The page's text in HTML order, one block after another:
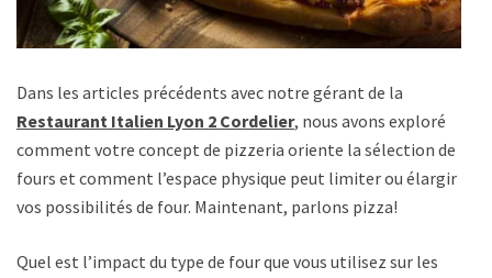
Dans les articles précédents avec notre gérant de la
Restaurant Italien Lyon 2 Cordelier, nous avons exploré
comment votre concept de pizzeria oriente la sélection de
fours et comment l’espace physique peut limiter ou élargir
vos possibilités de four. Maintenant, parlons pizza!
Quel est l’impact du type de four que vous utilisez sur les